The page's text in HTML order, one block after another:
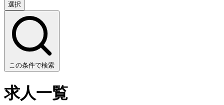
選択
この条件で検索
求人一覧